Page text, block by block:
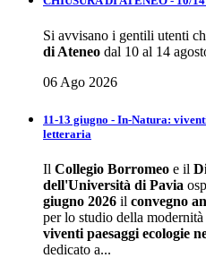
Si avvisano i gentili utenti
di Ateneo dal 10 al 14
06 Ago 2026
11-13 giugno - In-Natura:
letteraria
Il Collegio Borromeo e il
dell'Università di Pavia
giugno 2026 il convegno
per lo studio della
viventi paesaggi ecologie
dedicato a...